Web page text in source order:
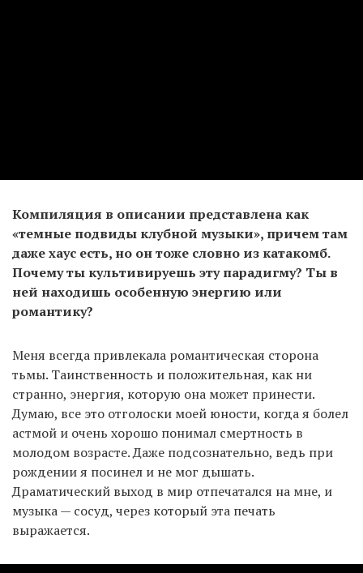
Компиляция в описании представлена как
«темные подвиды клубной музыки», причем там
даже хаус есть, но он тоже словно из катакомб.
Почему ты культивируешь эту парадигму? Ты в
ней находишь особенную энергию или
романтику?
Меня всегда привлекала романтическая сторона
тьмы. Таинственность и положительная, как ни
странно, энергия, которую она может принести.
Думаю, все это отголоски моей юности, когда я болел
астмой и очень хорошо понимал смертность в
молодом возрасте. Даже подсознательно, ведь при
рождении я посинел и не мог дышать.
Драматический выход в мир отпечатался на мне, и
музыка — сосуд, через который эта печать
выражается.